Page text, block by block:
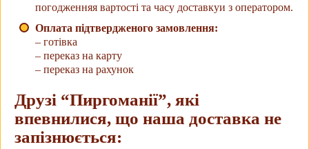
погодженняя вартості та часу доставкуи з оператором.
Оплата підтвердженого замовлення:
– готівка
– переказ на карту
– переказ на рахунок
Друзі “Пиргоманії”, які
впевнилися, що наша доставка не
запізнюється: